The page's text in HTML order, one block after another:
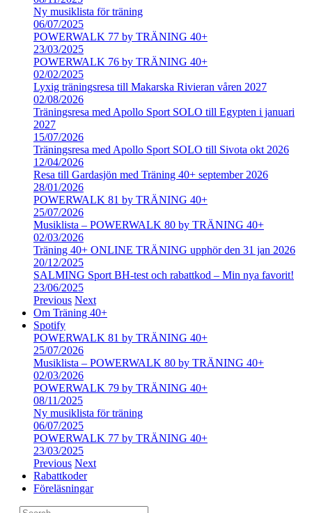
Ny musiklista för träning
06/07/2025
POWERWALK 77 by TRÄNING 40+
23/03/2025
POWERWALK 76 by TRÄNING 40+
02/02/2025
Lyxig träningsresa till Makarska Rivieran våren 2027
02/08/2026
Träningsresa med Apollo Sport SOLO till Egypten i januari
2027
15/07/2026
Träningsresa med Apollo Sport SOLO till Sivota okt 2026
12/04/2026
Resa till Gardasjön med Träning 40+ september 2026
28/01/2026
POWERWALK 81 by TRÄNING 40+
25/07/2026
Musiklista – POWERWALK 80 by TRÄNING 40+
02/03/2026
Träning 40+ ONLINE TRÄNING upphör den 31 jan 2026
20/12/2025
SALMING Sport BH-test och rabattkod – Min nya favorit!
23/06/2025
Previous Next
Om Träning 40+
Spotify
POWERWALK 81 by TRÄNING 40+
25/07/2026
Musiklista – POWERWALK 80 by TRÄNING 40+
02/03/2026
POWERWALK 79 by TRÄNING 40+
08/11/2025
Ny musiklista för träning
06/07/2025
POWERWALK 77 by TRÄNING 40+
23/03/2025
Previous Next
Rabattkoder
Föreläsningar